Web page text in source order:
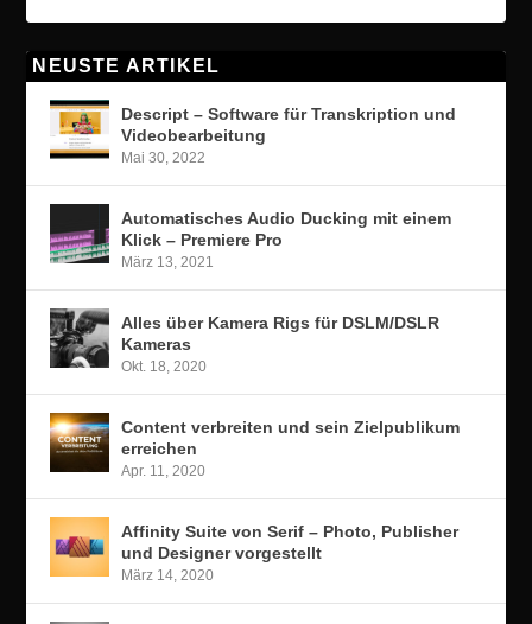
NEUSTE ARTIKEL
Descript – Software für Transkription und
Videobearbeitung
Mai 30, 2022
Automatisches Audio Ducking mit einem
Klick – Premiere Pro
März 13, 2021
Alles über Kamera Rigs für DSLM/DSLR
Kameras
Okt. 18, 2020
Content verbreiten und sein Zielpublikum
erreichen
Apr. 11, 2020
Affinity Suite von Serif – Photo, Publisher
und Designer vorgestellt
März 14, 2020